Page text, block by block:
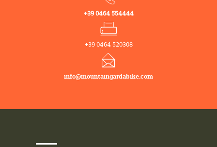
+39 0464 554444
+39 0464 520308
info@mountaingardabike.com